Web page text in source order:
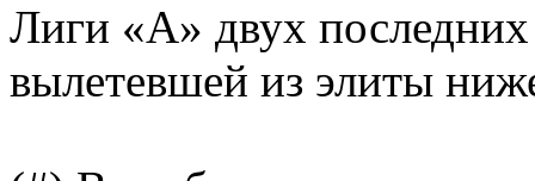
Лиги «А» двух последних
вылетевшей из элиты